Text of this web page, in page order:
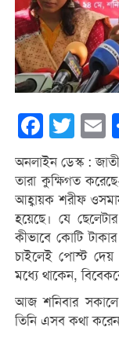
Facebook
Twitter
অনলাইন ডেস্ক :
তারা কুক্ষিগত
আহ্বায়ক শরীফ
হয়েছে। যে
কীভাবে কোটি
চাইলেই পোস্ট দেয়
মধ্যে থাকেন,
আজ শনিবার সকালে
তিনি এসব কথা